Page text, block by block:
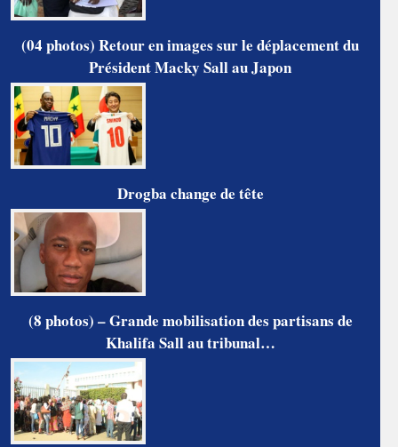
(04 photos) Retour en images sur le déplacement du
Président Macky Sall au Japon
Drogba change de tête
(8 photos) – Grande mobilisation des partisans de
Khalifa Sall au tribunal…